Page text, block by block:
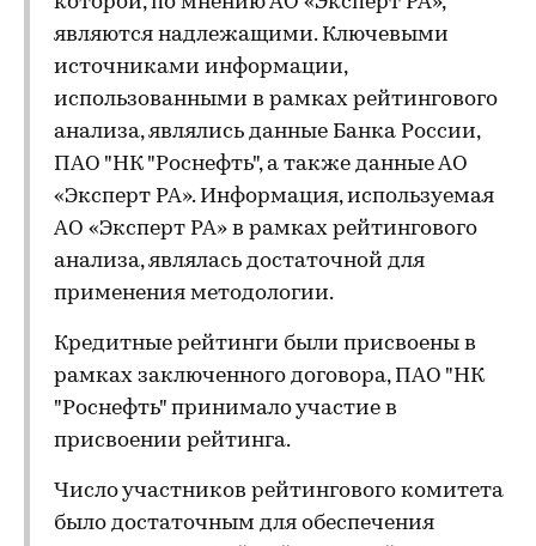
являются надлежащими. Ключевыми
источниками информации,
использованными в рамках рейтингового
анализа, являлись данные Банка России,
ПАО "НК "Роснефть", а также данные АО
«Эксперт РА». Информация, используемая
АО «Эксперт РА» в рамках рейтингового
анализа, являлась достаточной для
применения методологии.
Кредитные рейтинги были присвоены в
рамках заключенного договора, ПАО "НК
"Роснефть" принимало участие в
присвоении рейтинга.
Число участников рейтингового комитета
было достаточным для обеспечения